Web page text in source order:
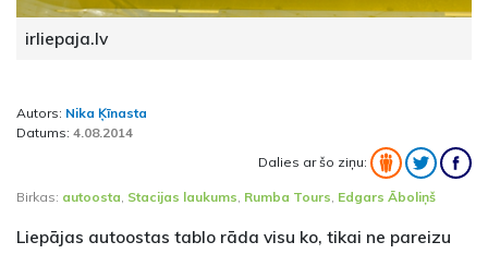
irliepaja.lv
Autors: Nika Ķīnasta
Datums: 4.08.2014
Dalies ar šo ziņu:
Birkas: autoosta, Stacijas laukums, Rumba Tours, Edgars Āboliņš
Liepājas autoostas tablo rāda visu ko, tikai ne pareizu